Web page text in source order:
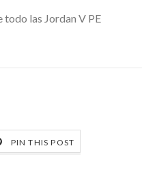
todo las Jordan V PE
PIN THIS POST